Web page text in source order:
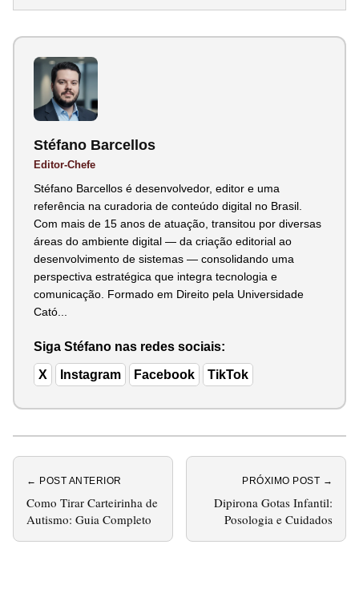
Stéfano Barcellos
Editor-Chefe
Stéfano Barcellos é desenvolvedor, editor e uma
referência na curadoria de conteúdo digital no Brasil.
Com mais de 15 anos de atuação, transitou por diversas
áreas do ambiente digital — da criação editorial ao
desenvolvimento de sistemas — consolidando uma
perspectiva estratégica que integra tecnologia e
comunicação. Formado em Direito pela Universidade
Cató...
Siga Stéfano nas redes sociais:
X Instagram Facebook TikTok
← POST ANTERIOR
Como Tirar Carteirinha de
Autismo: Guia Completo
PRÓXIMO POST →
Dipirona Gotas Infantil:
Posologia e Cuidados